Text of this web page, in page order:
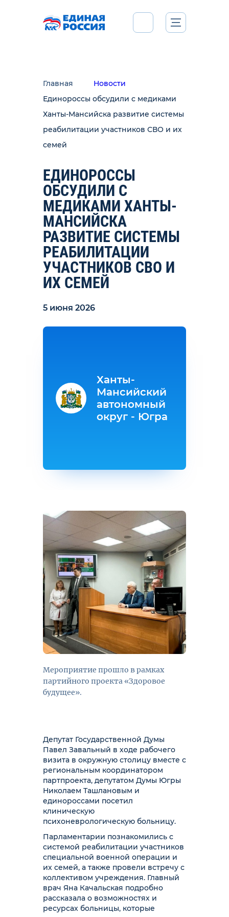
Главная
Новости
Единороссы обсудили с медиками
Ханты-Мансийска развитие системы
реабилитации участников СВО и их
семей
ЕДИНОРОССЫ
ОБСУДИЛИ С
МЕДИКАМИ ХАНТЫ-
МАНСИЙСКА
РАЗВИТИЕ СИСТЕМЫ
РЕАБИЛИТАЦИИ
УЧАСТНИКОВ СВО И
ИХ СЕМЕЙ
5 июня 2026
Мероприятие прошло в рамках
партийного проекта «Здоровое
будущее».
Депутат Государственной Думы
Павел Завальный в ходе рабочего
визита в окружную столицу вместе с
региональным координатором
партпроекта, депутатом Думы Югры
Николаем Ташлановым и
единороссами посетил
клиническую
психоневрологическую больницу.
Парламентарии познакомились с
системой реабилитации участников
специальной военной операции и
их семей, а также провели встречу с
коллективом учреждения. Главный
врач Яна Качальская подробно
рассказала о возможностях и
ресурсах больницы, которые
Ханты-
Мансийский
автономный
округ - Югра